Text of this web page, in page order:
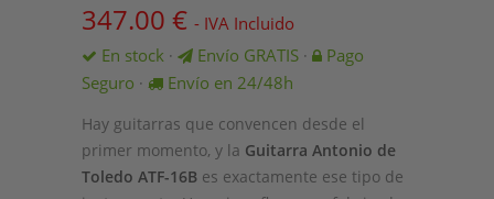
347.00 € - IVA Incluido
En stock · Envío GRATIS ·
Pago
Seguro · Envío en 24/48h
Hay guitarras que convencen desde el
primer momento, y la Guitarra Antonio de
Toledo ATF-16B es exactamente ese tipo de